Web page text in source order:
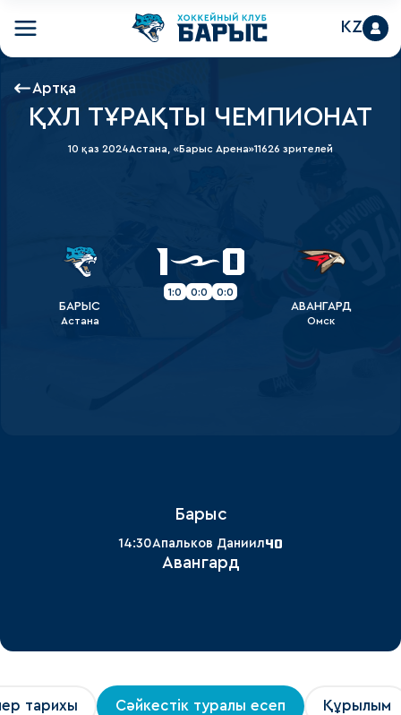
KZ
Артқа
ҚХЛ ТҰРАҚТЫ ЧЕМПИОНАТ
10 қаз 2024Астана, «Барыс Арена»11626 зрителей
БАРЫС
Астана
1 0
1:0 0:0 0:0
АВАНГАРД
Омск
Барыс
14:30Апальков Даниил40
Авангард
тарихы Сәйкестік туралы есеп Құрылым